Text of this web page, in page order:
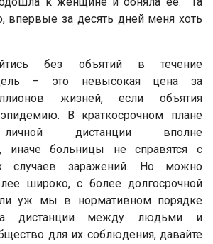
впервые за десять дней меня хоть
без объятий в течение
– это невысокая цена за
жизней, если объятия
эпидемию. В краткосрочном плане
дистанции вполне
иначе больницы не справятся с
случаев заражений. Но можно
широко, с более долгосрочной
уж мы в нормативном порядке
дистанции между людьми и
для их соблюдения, давайте